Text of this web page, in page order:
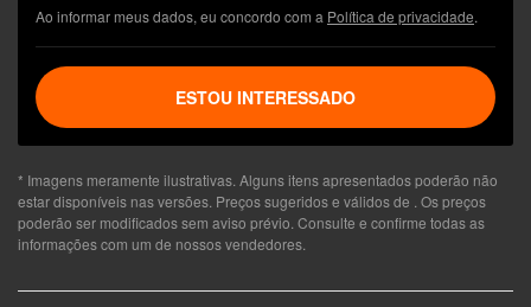
Ao informar meus dados, eu concordo com a Política de privacidade.
ESTOU INTERESSADO
* Imagens meramente ilustrativas. Alguns itens apresentados poderão não
estar disponíveis nas versões. Preços sugeridos e válidos de . Os preços
poderão ser modificados sem aviso prévio. Consulte e confirme todas as
informações com um de nossos vendedores.